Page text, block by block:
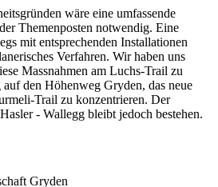
wäre eine umfassende
Themenposten notwendig. Eine
mit entsprechenden Installationen
Verfahren. Wir haben uns
Massnahmen am Luchs-Trail zu
den Höhenweg Gryden, das neue
Trail zu konzentrieren. Der
- Wallegg bleibt jedoch bestehen.